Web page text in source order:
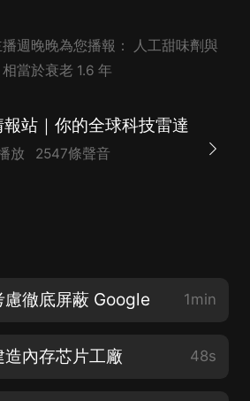
週晚晚為您播報： 人工甜味劑與
當於衰老 1.6 年
站｜你的全球科技雷達
放 2547條聲音
慮徹底屏蔽 Google 1min
內存芯片工廠 48s